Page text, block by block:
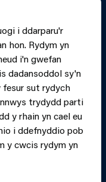
i ddarparu'r
hon. Rydym yn
i'n gwefan
dadansoddol sy'n
fesur sut rydych
trydydd parti
y rhain yn cael eu
i ddefnyddio pob
y cwcis rydym yn
PRINT PAGE